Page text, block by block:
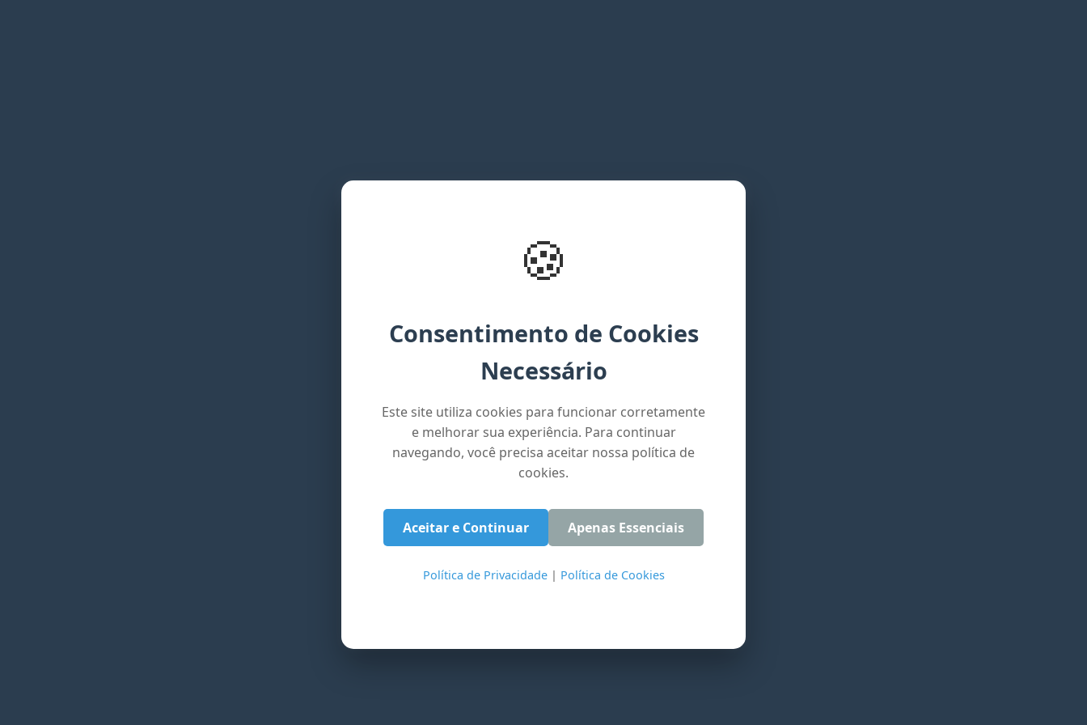
🍪
Consentimento de Cookies
Necessário
Este site utiliza cookies para funcionar corretamente
e melhorar sua experiência. Para continuar
navegando, você precisa aceitar nossa política de
cookies.
Aceitar e Continuar Apenas Essenciais
Política de Privacidade| Política de Cookies
🍪
Consentimento de Cookies
Necessário
Este site utiliza cookies para funcionar corretamente
e melhorar sua experiência. Para continuar
navegando, você precisa aceitar nossa política de
cookies.
Aceitar e Continuar Apenas Essenciais
Política de Privacidade| Política de Cookies